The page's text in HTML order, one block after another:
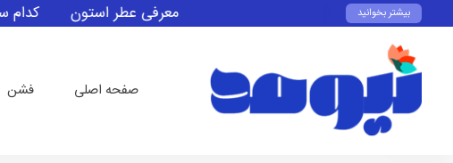
بیشتر بخوانید معرفی عطر استون کدام
صفحه اصلی فشن